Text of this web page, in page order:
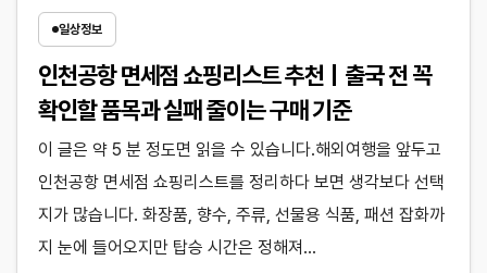
일상정보
인천공항 면세점 쇼핑리스트 추천｜출국 전 꼭
확인할 품목과 실패 줄이는 구매 기준
이 글은 약 5 분 정도면 읽을 수 있습니다.해외여행을 앞두고
인천공항 면세점 쇼핑리스트를 정리하다 보면 생각보다 선택
지가 많습니다. 화장품, 향수, 주류, 선물용 식품, 패션 잡화까
지 눈에 들어오지만 탑승 시간은 정해져…